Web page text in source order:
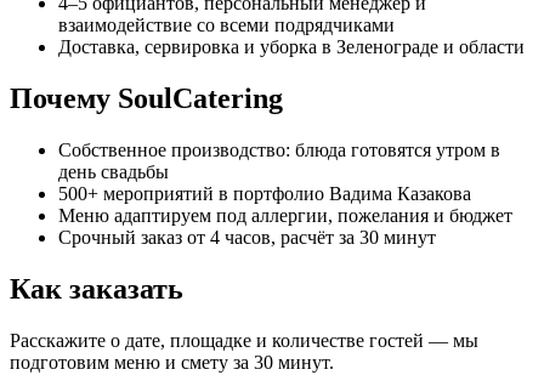
взаимодействие со всеми подрядчиками
Доставка, сервировка и уборка в Зеленограде и области
Почему SoulCatering
Собственное производство: блюда готовятся утром в
день свадьбы
500+ мероприятий в портфолио Вадима Казакова
Меню адаптируем под аллергии, пожелания и бюджет
Срочный заказ от 4 часов, расчёт за 30 минут
Как заказать
Расскажите о дате, площадке и количестве гостей — мы
подготовим меню и смету за 30 минут.